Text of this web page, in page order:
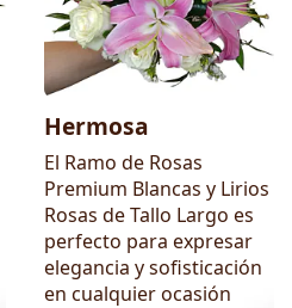
Hermosa
El Ramo de Rosas
Premium Blancas y Lirios
Rosas de Tallo Largo es
perfecto para expresar
elegancia y sofisticación
en cualquier ocasión